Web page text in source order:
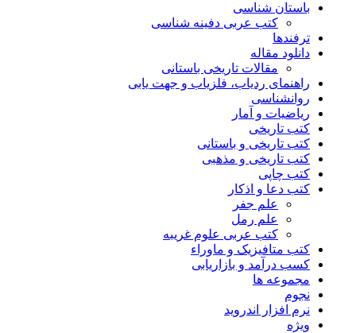
باستان شناسی
کتب عربی دفینه شناسی
ترفندها
دانلود مقاله
مقالات تاریخی باستانی
راهنمای ردیاب، فلزیاب و جهت یابی
روانشناسی
ریاضیات و آمار
کتب تاریخی
کتب تاریخی و باستانی
کتب تاریخی و مذهبی
کتب چاپی
کتب دعا و اذکار
علم جفر
علم رمل
کتب عربی علوم غریبه
کتب متافیزیک و ماوراء
کسب درآمد و بازاریابی
مجموعه ها
نجوم
نرم افزار اندروید
ویژه